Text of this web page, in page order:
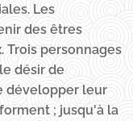
Les
des êtres
Trois personnages
désir de
développer leur
; jusqu'à la